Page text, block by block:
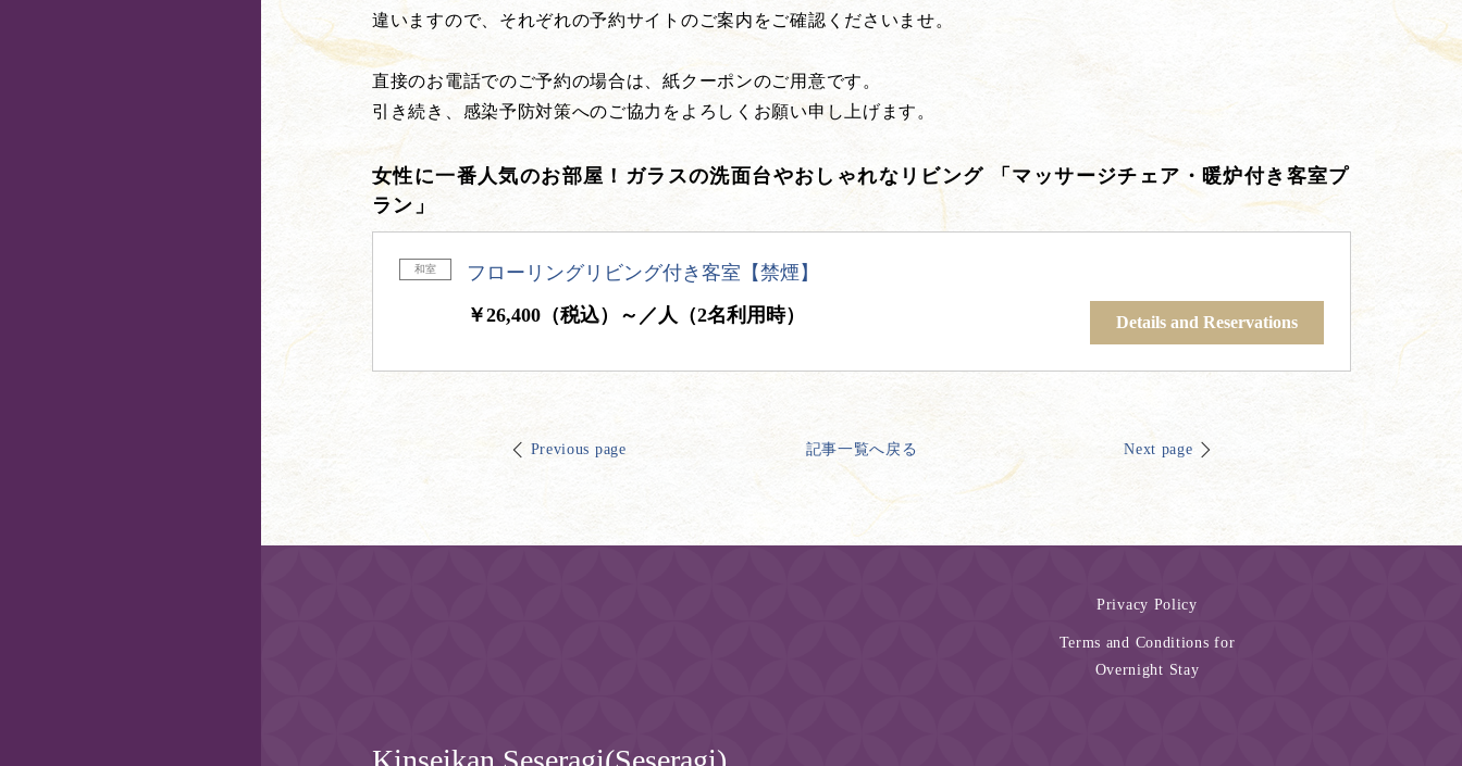
違いますので、それぞれの予約サイトのご案内をご確認くださいませ。
直接のお電話でのご予約の場合は、紙クーポンのご用意です。
引き続き、感染予防対策へのご協力をよろしくお願い申し上げます。
女性に一番人気のお部屋！ガラスの洗面台やおしゃれなリビング 「マッサージチェア・暖炉付き客室プ
ラン」
和室
フローリングリビング付き客室【禁煙】
￥26,400（税込）～／人（2名利用時）
Details and Reservations
Previous page 記事一覧へ戻る Next page
Privacy Policy
Terms and Conditions for
Overnight Stay